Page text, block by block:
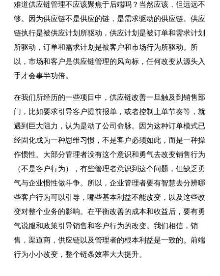
难道供应链管理不应该聚焦于后端吗？当然应该，但远远不
够。因为供应链不是供应的链，是需求驱动的供应链。供应
链执行是被供应计划所驱动，供应计划是被订单和需求计划
所驱动，订单和需求计划是被客户和市场行为所驱动。所
以，市场和客户是供应链管理的风向标，任何改变从源头入
手才会事半功倍。
在我们所经历的一些项目中，供应链改善一旦触及到销售部
门，比如要求引导客户提前报单，或者控制上单节奏等，就
遇到巨大阻力，认为是动了公司命脉。因为这种订单模式已
经固化成为一种思维习惯，不是客户必须如此，而是一种操
作惯性。大部分管理者没有这个意识和勇气去改变销售行为
（不是客户行为），有些管理者意识到这个问题，但缺乏勇
气与企业惯性做斗争。所以，企业管理者要有智慧去分辨哪
些客户行为可以引导，哪些基本利益不能改变，以及这些改
变对整个业务的影响。在平衡改善的成本和收益后，要有勇
气说服和政策引导销售和客户行为的改变。我们相信，销
售，渠道商，供应链以及管理者的根本利益是一致的。前端
行为小小改变，整个链条效率大大提升。